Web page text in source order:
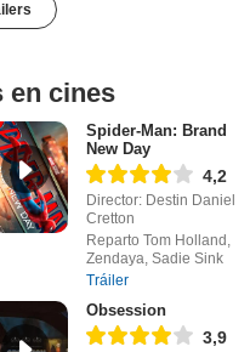
en cines
Spider-Man: Brand
New Day
4,2
Director: Destin Daniel
Cretton
Reparto Tom Holland,
Zendaya, Sadie Sink
Tráiler
Obsession
3,9